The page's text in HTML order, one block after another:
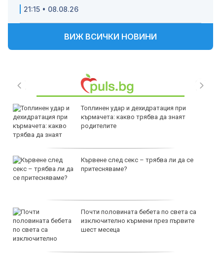
21:15 • 08.08.26
ВИЖ ВСИЧКИ НОВИНИ
Топлинен удар и дехидратация при
кърмачета: какво трябва да знаят
родителите
Кървене след секс – трябва ли да се
притесняваме?
Почти половината бебета по света са
изключително кърмени през първите
шест месеца